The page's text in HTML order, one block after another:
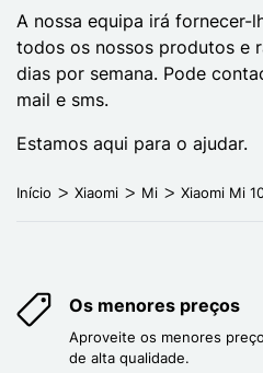
A nossa equipa irá fornecer-
todos os nossos produtos e
dias por semana. Pode
mail e sms.
Estamos aqui para o ajudar.
Início Xiaomi Mi Xiaomi Mi
Os menores preços
Aproveite os menores
de alta qualidade.